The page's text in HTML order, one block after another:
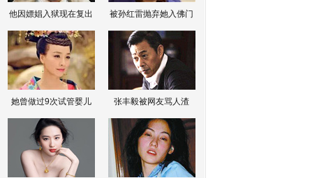
他因嫖娼入狱现在复出 被孙红雷抛弃她入佛门
她曾做过9次试管婴儿 张丰毅被网友骂人渣